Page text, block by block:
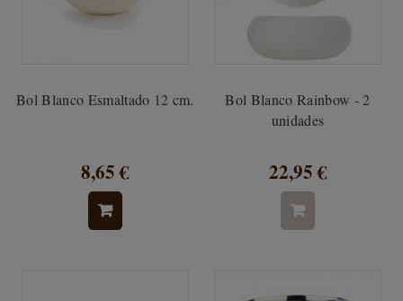
Bol Blanco Esmaltado 12 cm.
8,65 €
Bol Blanco Rainbow - 2
unidades
22,95 €